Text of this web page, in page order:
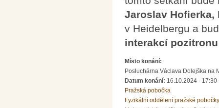
Jaroslav Hofierka,
v Heidelbergu a
interakcí
Místo konání:
Posluchárna Václava Dolejška na
Datum konání: 16.10.2024 - 17:30
Pražská pobočka
Fyzikální oddělení pražské pobočky